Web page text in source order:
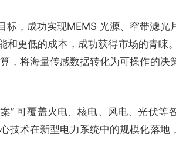
，成功实现MEMS 光源、窄带滤
更低的成本，成功获得市场的青睐
，将海量传感数据转化为可操作的
可覆盖火电、核电、风电、光伏等
技术在新型电力系统中的规模化落地